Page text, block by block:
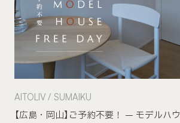
【広島・岡山】ご予約不要！ – モデルハウ
AITOLIV
SUMAIKU